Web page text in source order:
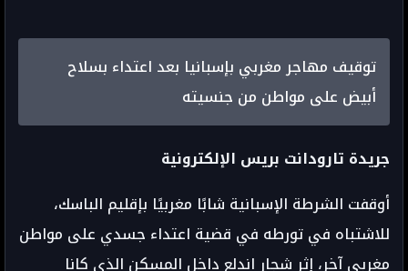
توقيف مهاجر مغربي بإسبانيا بعد اعتداء بسلاح
أبيض على مواطن من جنسيته
جريدة تارودانت بريس الإلكترونية
أوقفت الشرطة الإسبانية شابًا مغربيًا بإقليم الباسك،
للاشتباه في تورطه في قضية اعتداء جسدي على مواطن
مغربي آخر، إثر شجار اندلع داخل المسكن الذي كانا